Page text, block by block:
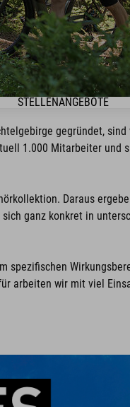
STELLENANGEBOTE
gegründet,
1.000 Mitarbeiter und
Daraus
ganz konkret in
arbeiten wir mit viel